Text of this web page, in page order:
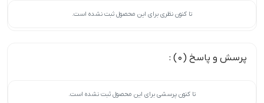
تا کنون نظری برای این محصول ثبت نشده است.
پرسش و پاسخ (0) :
تا کنون پرسشی برای این محصول ثبت نشده است.